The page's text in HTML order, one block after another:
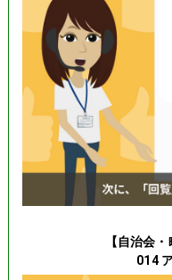
【自治会
014